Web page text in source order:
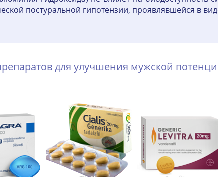
постуральной гипотензии, проявлявшейся в
для улучшения мужской